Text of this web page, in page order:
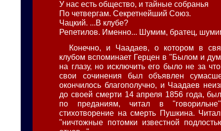
У нас есть общество, и тайные собранья
По четвергам. Секретнейший Союз.
Чацкий. ...В клубе?
Репетилов. Именно... Шумим, братец,
Конечно, и Чаадаев, о котором в
клубом вспоминает Герцен в "Былом и
на глазу, но исключить его было не за
свои сочинения был объявлен
окончилось благополучно, и Чаадаев
до своей смерти 14 апреля 1856 года,
по преданиям, читал в "говорильне"
стихотворение на смерть Пушкина.
"ничтожные потомки известной